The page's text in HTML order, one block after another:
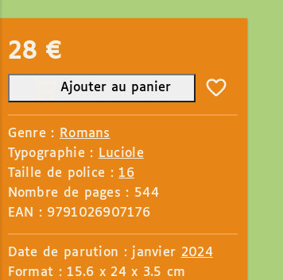
28 €
Ajouter au panier
Genre : Romans
Typographie : Luciole
Taille de police : 16
Nombre de pages : 544
EAN : 9791026907176
Date de parution : janvier 2024
Format : 15.6 x 24 x 3.5 cm